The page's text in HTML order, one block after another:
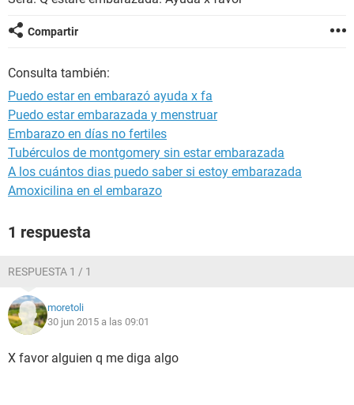
Compartir
Consulta también:
Puedo estar en embarazó ayuda x fa
Puedo estar embarazada y menstruar
Embarazo en días no fertiles
Tubérculos de montgomery sin estar embarazada
A los cuántos dias puedo saber si estoy embarazada
Amoxicilina en el embarazo
1 respuesta
RESPUESTA 1 / 1
moretoli
30 jun 2015 a las 09:01
X favor alguien q me diga algo